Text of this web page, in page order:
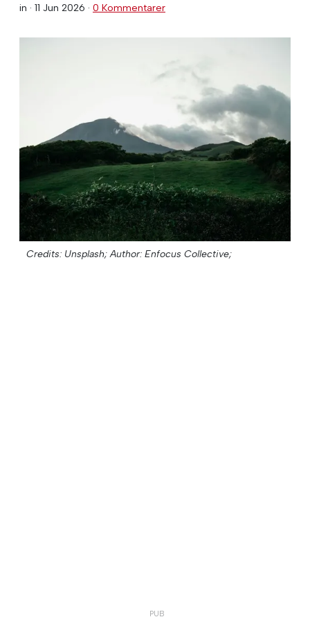
in · 11 Jun 2026 · 0 Kommentarer
Credits: Unsplash; Author: Enfocus Collective;